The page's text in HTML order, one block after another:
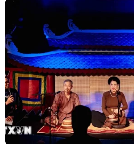
03/08/2026 15:34
Giá vàng tăng khi triển vọng
phán Mỹ-Iran làm dịu lo ngại
phát
03/08/2026 01:25
Chăn nuôi Việt Nam chuyển
tranh bằng sản lượng sang